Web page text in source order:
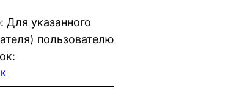
указанного
пользователю